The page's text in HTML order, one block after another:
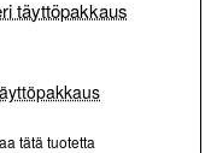
tätä tuotetta